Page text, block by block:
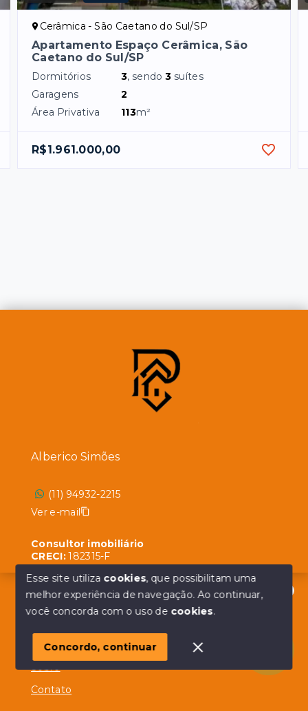
Cerâmica - São Caetano do Sul/SP
Apartamento Espaço Cerâmica, São
Caetano do Sul/SP
Dormitórios 3, sendo3 suítes
Garagens
2
Área Privativa
113m²
R$1.961.000,00
Olá! em posso ajudar?
Início
Sobre
Contato
Alberico Simões
(11) 94932-2215
Ver e-mail
Consultor imobiliário
CRECI:182315-F
Esse site utiliza cookies, que possibilitam uma
melhor experiência de navegação.Ao continuar,
você concorda com o uso de cookies.
Concordo, continuar